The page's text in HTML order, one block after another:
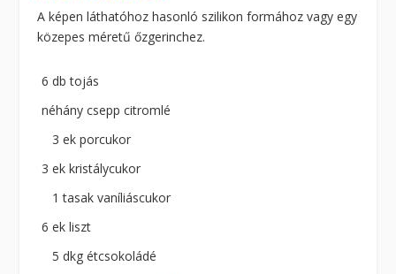
A képen láthatóhoz hasonló szilikon formához vagy egy
közepes méretű őzgerinchez.
6 db tojás
néhány csepp citromlé
3 ek porcukor
3 ek kristálycukor
1 tasak vaníliáscukor
6 ek liszt
5 dkg étcsokoládé